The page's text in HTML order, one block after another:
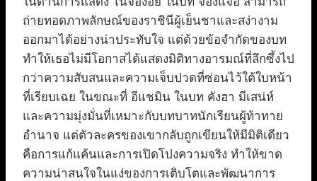
ถ่ายทอดภาพลักษณ์ของราชินีผู้เย็นชาและสง่างาม
ออกมาได้อย่างน่าประทับใจ แต่ด้วยข้อจำกัดของบท
ทำให้เธอไม่มีโอกาสได้แสดงมิติทางอารมณ์ที่ลึกซึ้งไป
กว่าความสับสนและความเจ็บปวดที่ซ่อนไว้ใต้ใบหน้า
ที่เรียบเฉย ในขณะที่ อีแชมิน ในบท คังฮา มีเสน่ห์
และความมุ่งมั่นที่เหมาะกับบทบาทนักเรียนผู้ท้าทาย
อำนาจ แต่ตัวละครของเขากลับถูกเขียนให้มีมิติเดียว
คือการแก้แค้นและการเปิดโปงความจริง ทำให้ขาด
ความน่าสนใจในแง่ของการเติบโตและพัฒนาการ